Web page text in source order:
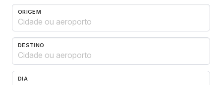
ORIGEM
DESTINO
DIA